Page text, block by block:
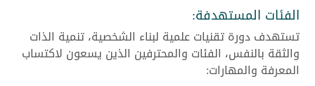
الفئات المستهدفة:
تستهدف دورة تقنيات علمية لبناء الشخصية، تنمية الذات
والثقة بالنفس، الفئات والمحترفين الذين يسعون لاكتساب
المعرفة والمهارات: